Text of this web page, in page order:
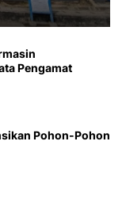
Pengamat
Pohon-Pohon